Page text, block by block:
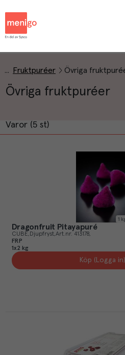
Fruktpuréer Övriga
Övriga fruktpuréer
Varor (5 st)
1
Dragonfruit Pitayapuré
CUBE Djupfryst Art.nr. 413178
FRP
1x2 kg
Köp (Logga in)